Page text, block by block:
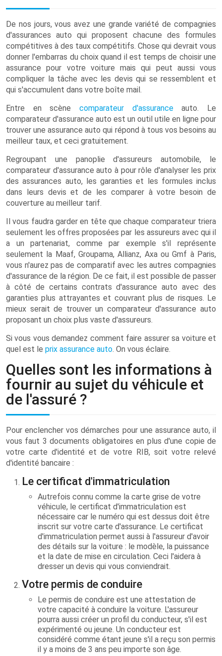
De nos jours, vous avez une grande variété de compagnies
d'assurances auto qui proposent chacune des formules
compétitives à des taux compétitifs. Chose qui devrait vous
donner l'embarras du choix quand il est temps de choisir une
assurance pour votre voiture mais qui peut aussi vous
compliquer la tâche avec les devis qui se ressemblent et
qui s'accumulent dans votre boîte mail.
Entre en scène comparateur d'assuranceauto. Le
comparateur d'assurance auto est un outil utile en ligne pour
trouver une assurance auto qui répond à tous vos besoins au
meilleur taux, et ceci gratuitement.
Regroupant une panoplie d'assureurs automobile, le
comparateur d'assurance auto à pour rôle d'analyser les prix
des assurances auto, les garanties et les formules inclus
dans leurs devis et de les comparer à votre besoin de
couverture au meilleur tarif.
Il vous faudra garder en tête que chaque comparateur triera
seulement les offres proposées par les assureurs avec qui il
a un partenariat, comme par exemple s'il représente
seulement la Maaf, Groupama, Allianz, Axa ou Gmf à Paris,
vous n'aurez pas de comparatif avec les autres compagnies
d'assurance de la région. De ce fait, il est possible de passer
à côté de certains contrats d'assurance auto avec des
garanties plus attrayantes et couvrant plus de risques. Le
mieux serait de trouver un comparateur d'assurance auto
proposant un choix plus vaste d'assureurs.
Si vous vous demandez comment faire assurer sa voiture et
quel est le prix assurance auto. On vous éclaire.
Quelles sont les informations à
fournir au sujet du véhicule et
de l'assuré ?
Pour enclencher vos démarches pour une assurance auto, il
vous faut 3 documents obligatoires en plus d'une copie de
votre carte d'identité et de votre RIB, soit votre relevé
d'identité bancaire :
Le certificat d'immatriculation
Autrefois connu comme la carte grise de votre
véhicule, le certificat d'immatriculation est
nécessaire car le numéro qui est dessus doit être
inscrit sur votre carte d'assurance. Le certificat
d'immatriculation permet aussi à l'assureur d'avoir
des détails sur la voiture : le modèle, la puissance
et la date de mise en circulation. Ceci l'aidera à
dresser un devis qui vous conviendrait.
Votre permis de conduire
Le permis de conduire est une attestation de
votre capacité à conduire la voiture. L'assureur
pourra aussi créer un profil du conducteur, s'il est
expérimenté ou jeune. Un conducteur est
considéré comme étant jeune s'il a reçu son permis
il y a moins de 3 ans peu importe son âge.